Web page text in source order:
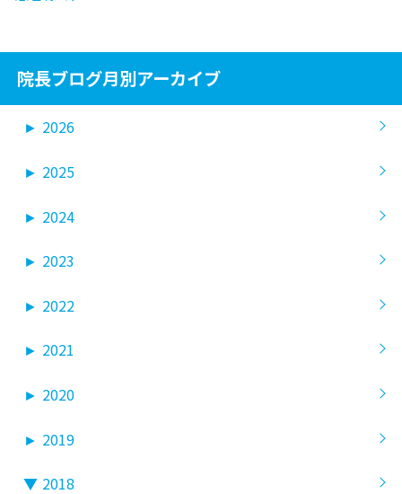
院長ブログ月別アーカイブ
► 2026
► 2025
► 2024
► 2023
► 2022
► 2021
► 2020
► 2019
▼ 2018